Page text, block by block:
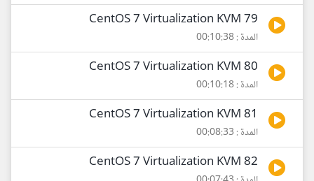
79 CentOS 7 Virtualization KVM
المدة : 00:10:38
80 CentOS 7 Virtualization KVM
المدة : 00:10:18
81 CentOS 7 Virtualization KVM
المدة : 00:08:33
82 CentOS 7 Virtualization KVM